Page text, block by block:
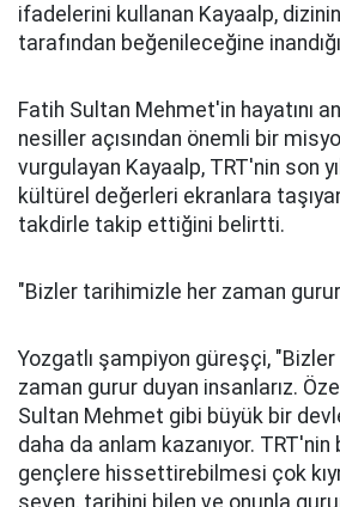
ifadelerini kullanan Kayaalp,
tarafından beğenileceğine
Fatih Sultan Mehmet'in hayatını
nesiller açısından önemli bir
vurgulayan Kayaalp, TRT'nin son
kültürel değerleri ekranlara
takdirle takip ettiğini belirtti.
"Bizler tarihimizle her zaman
Yozgatlı şampiyon güreşçi,
zaman gurur duyan insanlarız.
Sultan Mehmet gibi büyük bir
daha da anlam kazanıyor. TRT'nin
gençlere hissettirebilmesi çok
seven, tarihini bilen ve onunla